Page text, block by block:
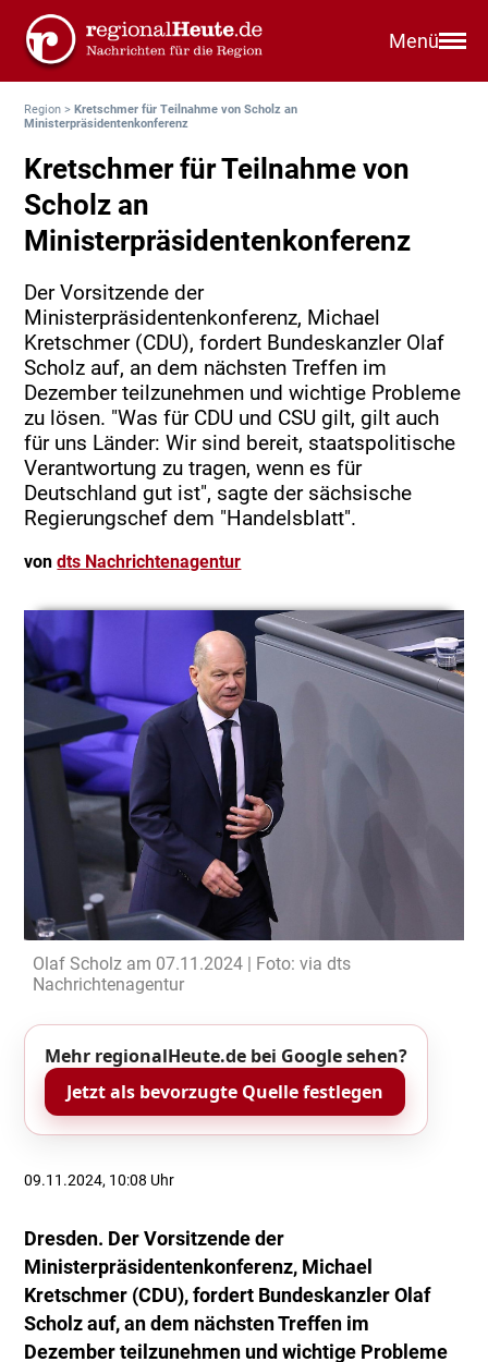
Menü
Region >Kretschmer für Teilnahme von Scholz an
Ministerpräsidentenkonferenz
Kretschmer für Teilnahme von
Scholz an
Ministerpräsidentenkonferenz
Der Vorsitzende der
Ministerpräsidentenkonferenz, Michael
Kretschmer (CDU), fordert Bundeskanzler Olaf
Scholz auf, an dem nächsten Treffen im
Dezember teilzunehmen und wichtige Probleme
zu lösen. "Was für CDU und CSU gilt, gilt auch
für uns Länder: Wir sind bereit, staatspolitische
Verantwortung zu tragen, wenn es für
Deutschland gut ist", sagte der sächsische
Regierungschef dem "Handelsblatt".
vondts Nachrichtenagentur
Olaf Scholz am 07.11.2024 | Foto: via dts
Nachrichtenagentur
Mehr regionalHeute.de bei Google sehen?
Jetzt als bevorzugte Quelle festlegen
09.11.2024, 10:08 Uhr
Dresden. Der Vorsitzende der
Ministerpräsidentenkonferenz, Michael
Kretschmer (CDU), fordert Bundeskanzler Olaf
Scholz auf, an dem nächsten Treffen im
Dezember teilzunehmen und wichtige Probleme